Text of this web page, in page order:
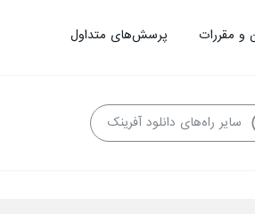
و مقررات پرسش‌های متداول
سایر راه‌های دانلود آفرینک
از محتوا منع قانونی دارد.